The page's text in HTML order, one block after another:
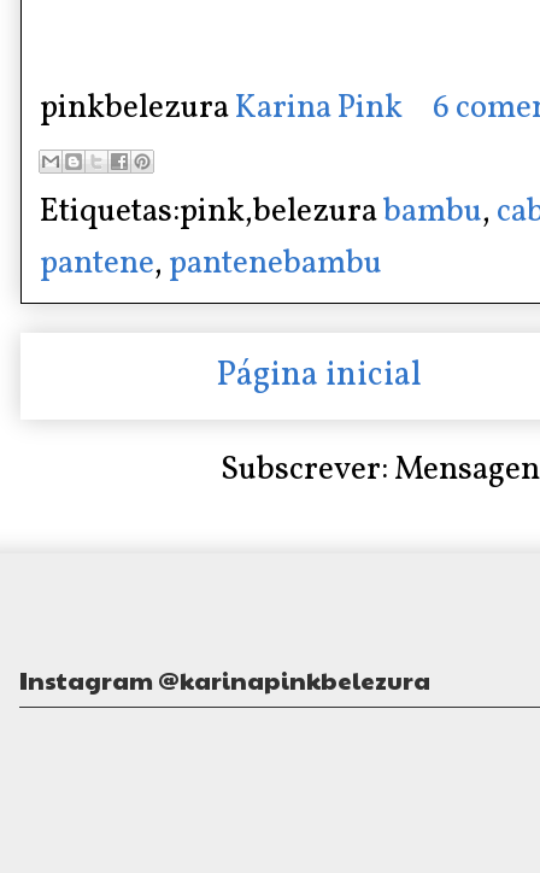
pinkbelezuraKarina Pink 6
Etiquetas:pink,belezurabambu,
pantene, pantenebambu
Página inicial
Subscrever:
Instagram @karinapinkbelezura